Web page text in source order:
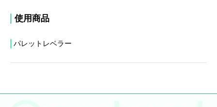
使用商品
パレットレベラー